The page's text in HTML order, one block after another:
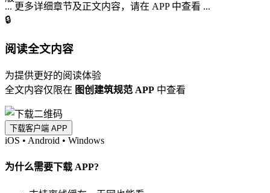
... 更多详细章节及正文内容，请在 APP 中查看 ...
🔒
阅读全文内容
为提供更好的阅读体验
全文内容仅限在 图创建筑规范 APP 中查看
下载客户端 APP
iOS • Android • Windows
为什么需要下载 APP?